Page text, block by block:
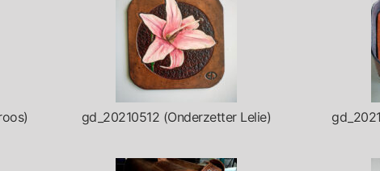
gd_20210512 (Onderzetter Lelie)